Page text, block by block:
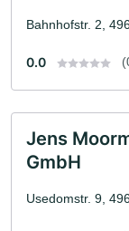
Bahnhofstr. 2,
0.0
Jens
GmbH
Usedomstr. 9,